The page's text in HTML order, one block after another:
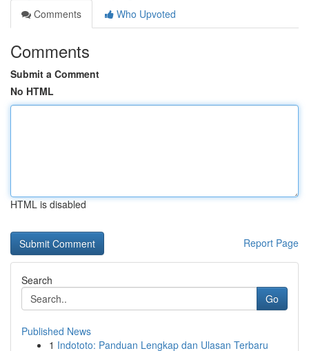
Comments
Who Upvoted
Comments
Submit a Comment
No HTML
HTML is disabled
Report Page
Search
Go
Published News
1 Indototo: Panduan Lengkap dan Ulasan Terbaru